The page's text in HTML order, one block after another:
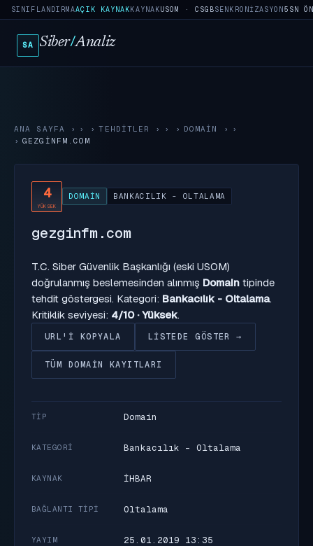
SINIFLANDIRMAAÇIK KAYNAKKAYNAKUSOM · CSGBSENKRONIZASYON5SN
SA Siber/Analiz
ANA SAYFA › TEHDITLER › DOMAIN
›
GEZGINFM.COM
4
YÜKSEK
DOMAIN BANKACILIK - OLTALAMA
gezginfm.com
T.C. Siber Güvenlik Başkanlığı (eski USOM)
doğrulanmış beslemesinden alınmış Domain tipinde
tehdit göstergesi. Kategori: Bankacılık - Oltalama.
Kritiklik seviyesi: 4/10 · Yüksek.
URL'I KOPYALA LISTEDE GÖSTER →
TÜM DOMAIN KAYITLARI
TIP Domain
KATEGORI Bankacılık - Oltalama
KAYNAK İHBAR
BAĞLANTI TIPI Oltalama
YAYIM 25.01.2019 13:35